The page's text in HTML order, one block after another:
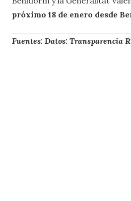
próximo 18 de enero desde
Fuentes: Datos: Transparencia